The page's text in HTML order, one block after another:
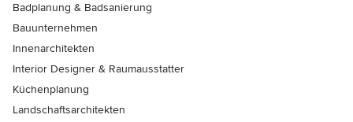
Badplanung & Badsanierung
Bauunternehmen
Innenarchitekten
Interior Designer & Raumausstatter
Küchenplanung
Landschaftsarchitekten